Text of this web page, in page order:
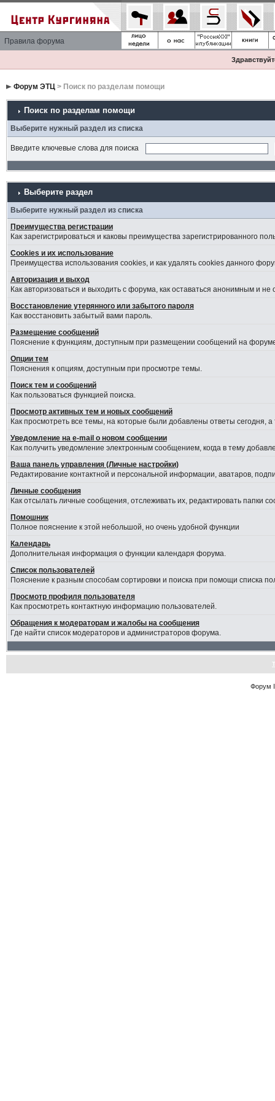
Правила форума
Форум ЭТЦ> Поиск по разделам помощи
Поиск по разделам помощи
Выберите нужный раздел из списка
Введите ключевые слова для поиска
Выберите раздел
Выберите нужный раздел из списка
Преимущества регистрации
Как зарегистрироваться и каковы преимущества зарегистрированного
Cookies и их использование
Преимущества использования cookies, и как удалять cookies данного
Авторизация и выход
Как авторизоваться и выходить с форума, как оставаться анонимным и
Восстановление утерянного или забытого пароля
Как восстановить забытый вами пароль.
Размещение сообщений
Пояснение к функциям, доступным при размещении сообщений на
Опции тем
Пояснения к опциям, доступным при просмотре темы.
Поиск тем и сообщений
Как пользоваться функцией поиска.
Просмотр активных тем и новых сообщений
Как просмотреть все темы, на которые были добавлены ответы сегодня,
Уведомление на е-mail о новом сообщении
Как получить уведомление электронным сообщением, когда в тему
Ваша панель управления (Личные настройки)
Редактирование контактной и персональной информации, аватаров,
Личные сообщения
Как отсылать личные сообщения, отслеживать их, редактировать папки
Помошник
Полное пояснение к этой небольшой, но очень удобной функции
Календарь
Дополнительная информация о функции календаря форума.
Список пользователей
Пояснение к разным способам сортировки и поиска при помощи списка
Просмотр профиля пользователя
Как просмотреть контактную информацию пользователей.
Обращения к модераторам и жалобы на сообщения
Где найти список модераторов и администраторов форума.
Форум